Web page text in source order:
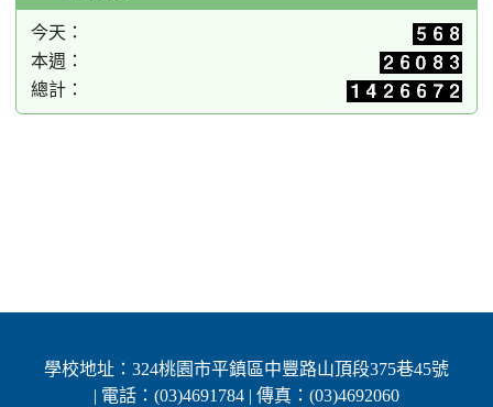
今天：
本週：
總計：
學校地址：324桃園市平鎮區中豐路山頂段375巷45號
| 電話：(03)4691784 | 傳真：(03)4692060